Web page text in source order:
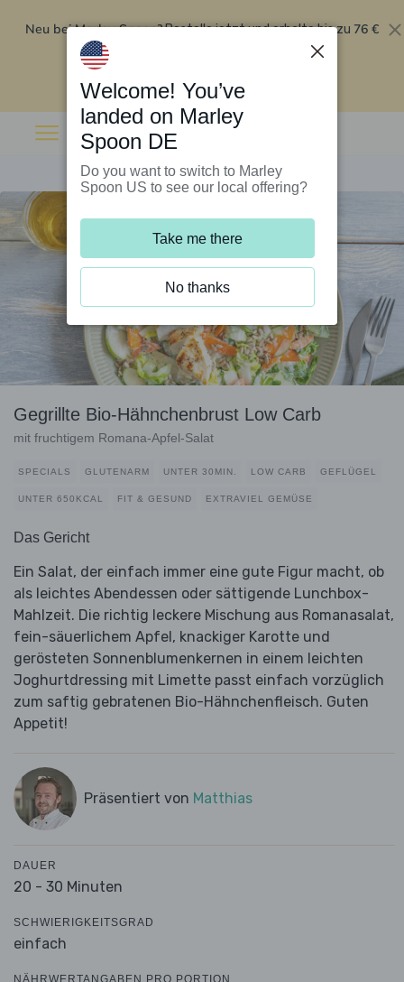
Neu bei Marley Spoon?Bestelle jetzt und erhalte bis zu 76 €
Rabatt auf deine ersten fünf Boxen
Gegrillte Bio-Hähnchenbrust Low Carb
mit fruchtigem Romana-Apfel-Salat
SPECIALS GLUTENARM UNTER 30MIN. LOW CARB GEFLÜGEL
UNTER 650KCAL FIT & GESUND EXTRAVIEL GEMÜSE
Das Gericht
Ein Salat, der einfach immer eine gute Figur macht, ob
als leichtes Abendessen oder sättigende Lunchbox-
Mahlzeit. Die richtig leckere Mischung aus Romanasalat,
fein-säuerlichem Apfel, knackiger Karotte und
gerösteten Sonnenblumenkernen in einem leichten
Joghurtdressing mit Limette passt einfach vorzüglich
zum saftig gebratenen Bio-Hähnchenfleisch. Guten
Appetit!
Präsentiert von Matthias
DAUER
20 - 30 Minuten
SCHWIERIGKEITSGRAD
einfach
Welcome! You’ve
landed on Marley
Spoon DE
Do you want to switch to Marley
Spoon US to see our local offering?
Take me there
No thanks